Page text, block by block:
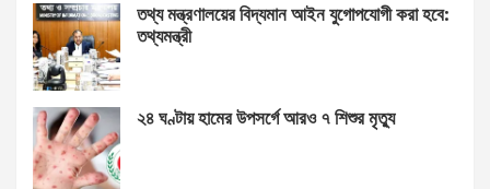
তথ্য মন্ত্রণালয়ের বিদ্যমান আইন যুগোপযোগী করা হবে:
তথ্যমন্ত্রী
২৪ ঘণ্টায় হামের উপসর্গে আরও ৭ শিশুর মৃত্যু